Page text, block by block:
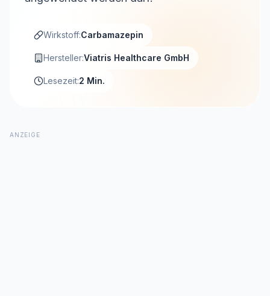
Wirkstoff:Carbamazepin
Hersteller:Viatris Healthcare GmbH
Lesezeit:2 Min.
ANZEIGE